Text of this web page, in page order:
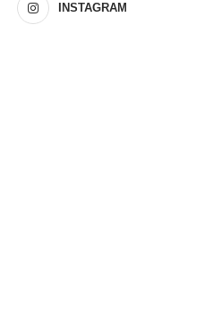
INSTAGRAM